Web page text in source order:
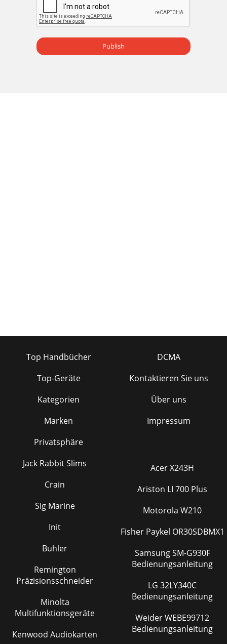
Publish
Top Handbücher
Top-Geräte
Kategorien
Marken
Privatsphäre
DCMA
Kontaktieren Sie uns
Über uns
Impressum
Jack Rabbit Slims
Crain
Sig Marine
Init
Buhler
Remington
Präzisionsschneider
Minolta
Multifunktionsgeräte
Kenwood Audiokarten
Acer X243H
Ariston LI 700 Plus
Motorola W210
Fisher Paykel OR30SDBMX1
Samsung SM-G930F
Bedienungsanleitung
LG 32LY340C
Bedienungsanleitung
Weider WEBE99712
Bedienungsanleitung